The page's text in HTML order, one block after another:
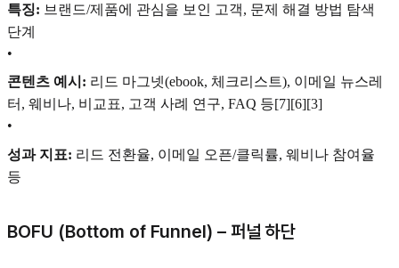
특징: 브랜드/제품에 관심을 보인 고객, 문제 해결 방법 탐색
단계
•
콘텐츠 예시: 리드 마그넷(ebook, 체크리스트), 이메일 뉴스레
터, 웨비나, 비교표, 고객 사례 연구, FAQ 등[7][6][3]
•
성과 지표: 리드 전환율, 이메일 오픈/클릭률, 웨비나 참여율
등
BOFU (Bottom of Funnel) – 퍼널 하단